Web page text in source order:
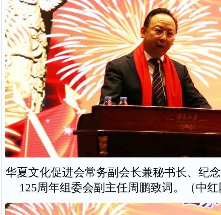
华夏文化促进会常务副会长兼秘书长、纪
125周年组委会副主任周鹏致词。（中